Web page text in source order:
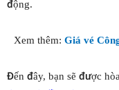
động.
Xem thêm: Giá vé
Đến đây, bạn sẽ được